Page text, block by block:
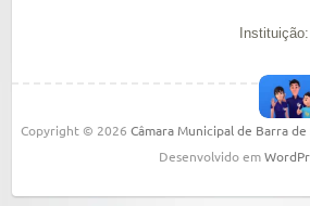
Copyright © 2026 Câmara Municipal de Barra de
Desenvolvido em